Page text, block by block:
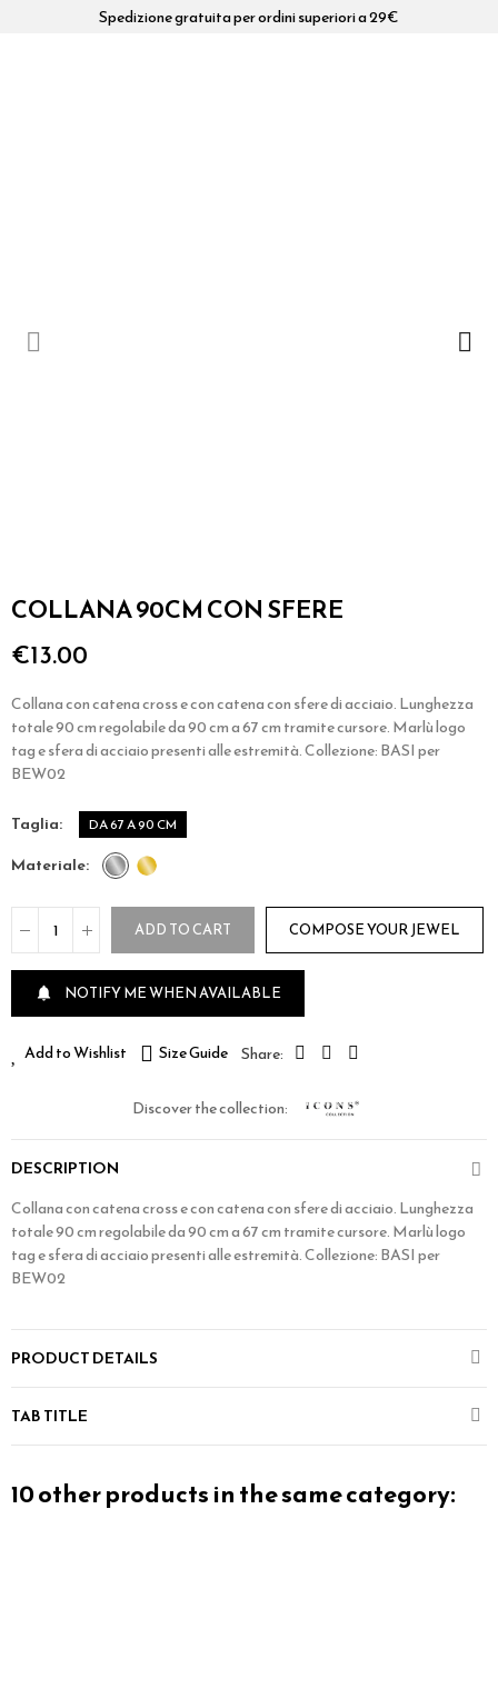
Spedizione gratuita per ordini superiori a 29€
COLLANA 90CM CON SFERE
€13.00
Collana con catena cross e con catena con sfere di acciaio. Lunghezza
totale 90 cm regolabile da 90 cm a 67 cm tramite cursore. Marlù logo
tag e sfera di acciaio presenti alle estremità. Collezione: BASI per
BEW02
taglia DA 67 A 90 CM
materiale
ADD TO CART COMPOSE YOUR JEWEL
 NOTIFY ME WHEN AVAILABLE
Add to Wishlist Size Guide
Discover the collection:
DESCRIPTION
Collana con catena cross e con catena con sfere di acciaio. Lunghezza
totale 90 cm regolabile da 90 cm a 67 cm tramite cursore. Marlù logo
tag e sfera di acciaio presenti alle estremità. Collezione: BASI per
BEW02
PRODUCT DETAILS
TAB TITLE
10 other products in the same category: